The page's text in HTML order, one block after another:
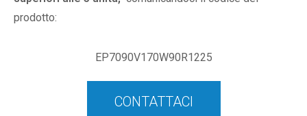
prodotto:
EP7090V170W90R1225
CONTATTACI